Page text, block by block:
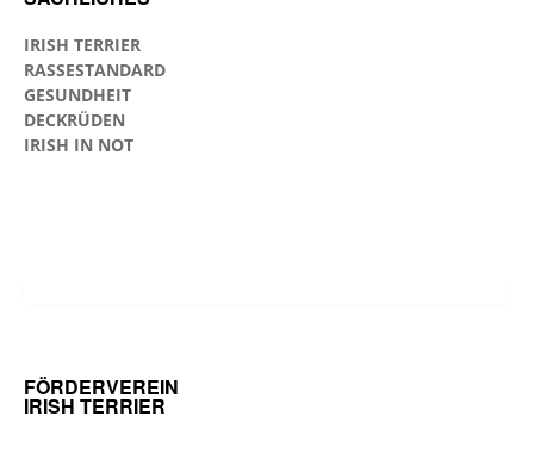
IRISH TERRIER
RASSESTANDARD
GESUNDHEIT
DECKRÜDEN
IRISH IN NOT
FÖRDERVEREIN
IRISH TERRIER